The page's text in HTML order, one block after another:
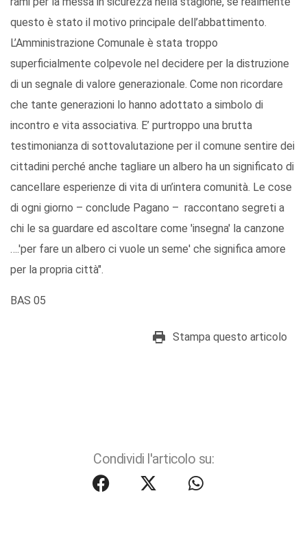
questo è stato il motivo principale dell’abbattimento.
L’Amministrazione Comunale è stata troppo
superficialmente colpevole nel decidere per la distruzione
di un segnale di valore generazionale. Come non ricordare
che tante generazioni lo hanno adottato a simbolo di
incontro e vita associativa. E’ purtroppo una brutta
testimonianza di sottovalutazione per il comune sentire dei
cittadini perché anche tagliare un albero ha un significato di
cancellare esperienze di vita di un’intera comunità. Le cose
di ogni giorno – conclude Pagano – raccontano segreti a
chi le sa guardare ed ascoltare come 'insegna' la canzone
….'per fare un albero ci vuole un seme' che significa amore
per la propria città".
BAS 05
Stampa questo articolo
Condividi l'articolo su: